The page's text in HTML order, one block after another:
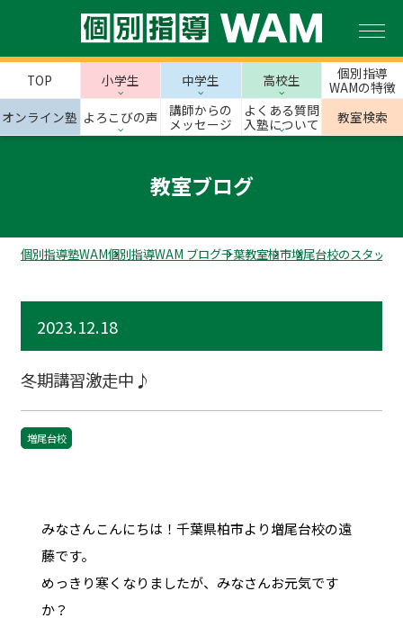
TOP 小学生 中学生 高校生
個別指導
WAMの特徴
オンライン塾 よろこびの声
講師からの
メッセージ
よくある質問
入塾について
教室検索
教室ブログ
個別指導塾WAM個別指導WAM ブログ千葉教室柏市増尾台校のスタッフ
2023.12.18
冬期講習激走中♪
増尾台校
みなさんこんにちは！千葉県柏市より増尾台校の遠
藤です。
めっきり寒くなりましたが、みなさんお元気です
か？